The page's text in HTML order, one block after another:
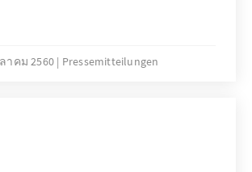
าคม 2560 Pressemitteilungen